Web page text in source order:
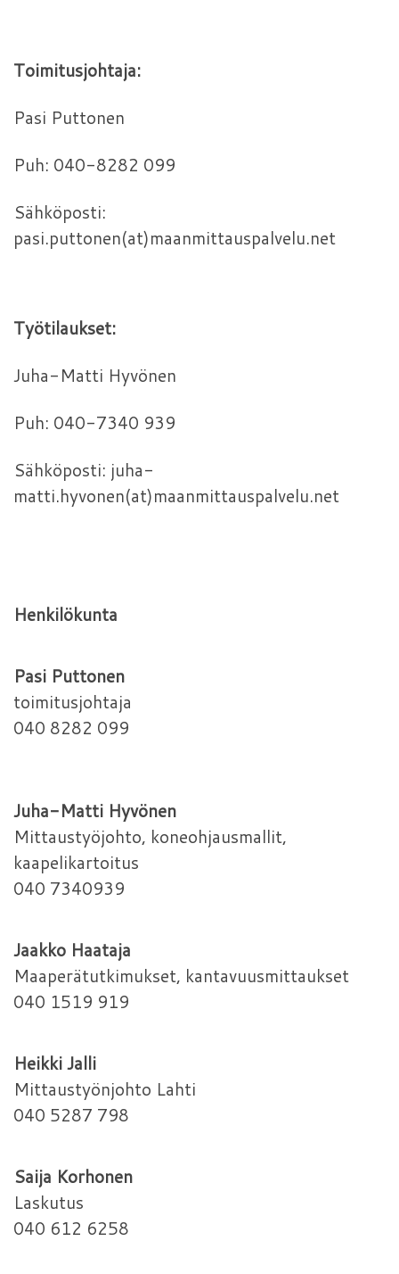
Toimitusjohtaja:
Pasi Puttonen
Puh: 040-8282 099
Sähköposti:
pasi.puttonen(at)maanmittauspalvelu.net
Työtilaukset:
Juha-Matti Hyvönen
Puh: 040-7340 939
Sähköposti: juha-
matti.hyvonen(at)maanmittauspalvelu.net
Henkilökunta
Pasi Puttonen
toimitusjohtaja
040 8282 099
Juha-Matti Hyvönen
Mittaustyöjohto, koneohjausmallit,
kaapelikartoitus
040 7340939
Jaakko Haataja
Maaperätutkimukset, kantavuusmittaukset
040 1519 919
Heikki Jalli
Mittaustyönjohto Lahti
040 5287 798
Saija Korhonen
Laskutus
040 612 6258